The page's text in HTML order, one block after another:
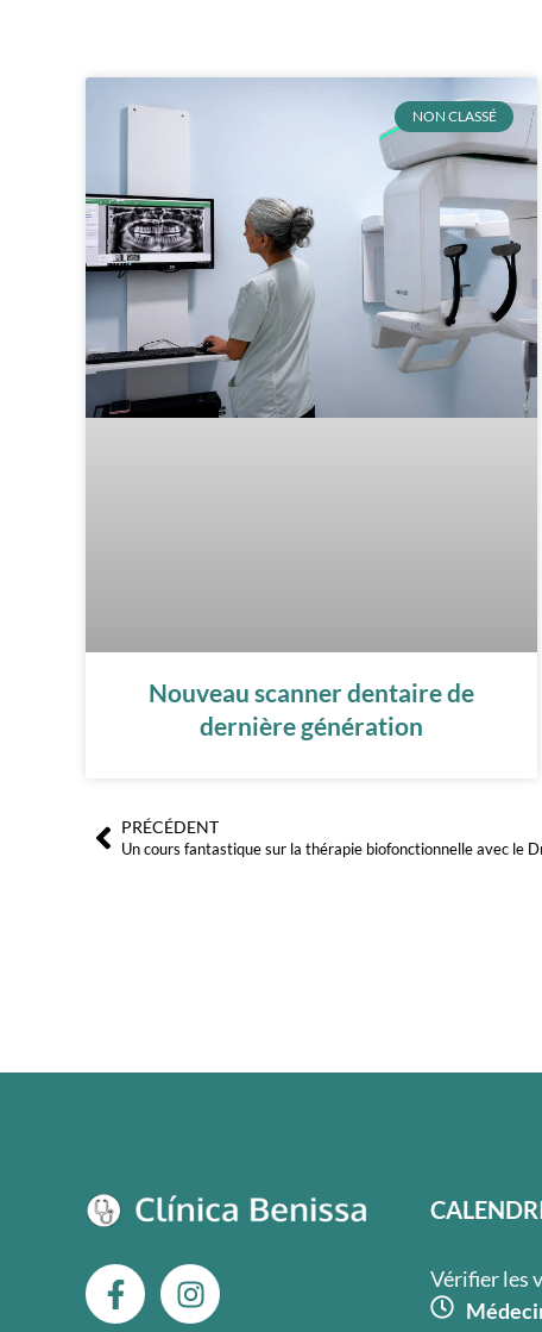
NON CLASSÉ
Nouveau scanner dentaire de
dernière génération
Précédent
PRÉCÉDENT
Un cours fantastique sur la thérapie biofonctionnelle avec le
F
a
I
n
Vérifier les